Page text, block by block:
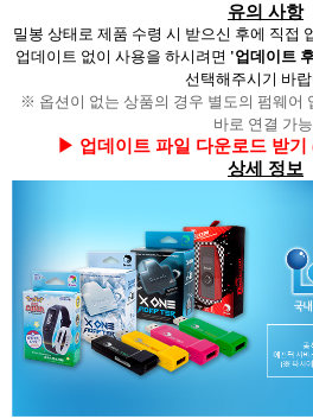
유의 사항
밀봉 상태로 제품 수령 시 받으신 후에 직접
업데이트 없이 사용을 하시려면 '업데이트
선택해주시기 바랍
※ 옵션이 없는 상품의 경우 별도의 펌웨어
바로 연결 가
▶ 업데이트 파일 다운로드 받
상세 정보